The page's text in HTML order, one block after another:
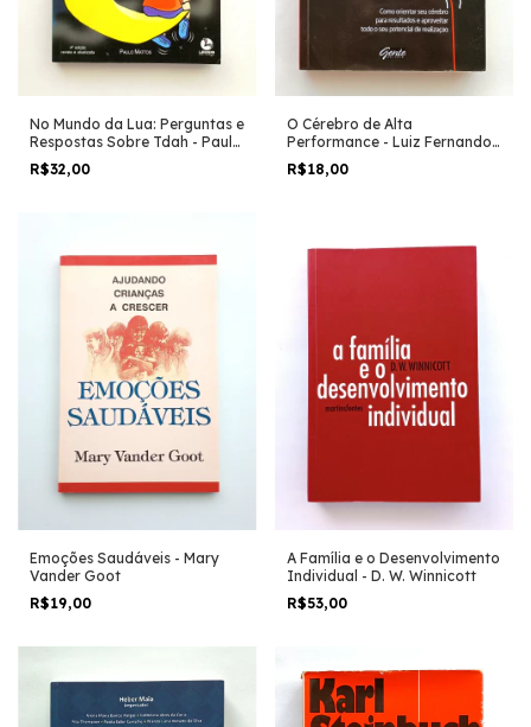
No Mundo da Lua: Perguntas e
Respostas Sobre Tdah - Paulo
Mattos
R$32,00
O Cérebro de Alta
Performance - Luiz Fernando
Garcia
R$18,00
Emoções Saudáveis - Mary
Vander Goot
R$19,00
A Família e o Desenvolvimento
Individual - D. W. Winnicott
R$53,00